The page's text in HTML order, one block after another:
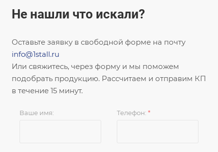
Не нашли что искали?
Оставьте заявку в свободной форме на почту
info@1stall.ru
Или свяжитесь, через форму и мы поможем
подобрать продукцию. Рассчитаем и отправим КП
в течение 15 минут.
Ваше имя: Телефон: *